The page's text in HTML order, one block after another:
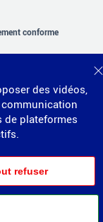
des vidéos,
de plateformes
refuser
conforme